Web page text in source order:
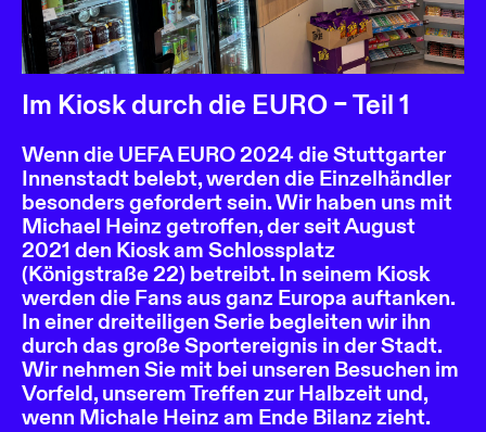
Im Kiosk durch die EURO – Teil 1
Wenn die UEFA EURO 2024 die Stuttgarter
Innenstadt belebt, werden die Einzelhändler
besonders gefordert sein. Wir haben uns mit
Michael Heinz getroffen, der seit August
2021 den Kiosk am Schlossplatz
(Königstraße 22) betreibt. In seinem Kiosk
werden die Fans aus ganz Europa auftanken.
In einer dreiteiligen Serie begleiten wir ihn
durch das große Sportereignis in der Stadt.
Wir nehmen Sie mit bei unseren Besuchen im
Vorfeld, unserem Treffen zur Halbzeit und,
wenn Michale Heinz am Ende Bilanz zieht.